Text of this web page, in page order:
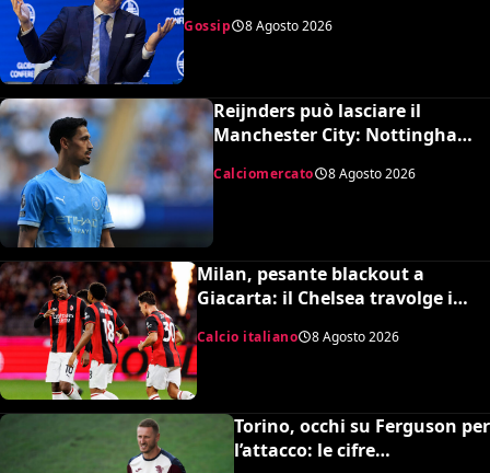
UEFA
Gossip 8 Agosto 2026
Reijnders può lasciare il
Manchester City: Nottingham
Calciomercato 8 Agosto 2026
Milan, pesante blackout a
Giacarta: il Chelsea travolge i
rossoneri 3-0 in amichevole
Calcio italiano 8 Agosto 2026
Torino, occhi su Ferguson per
l’attacco: le cifre